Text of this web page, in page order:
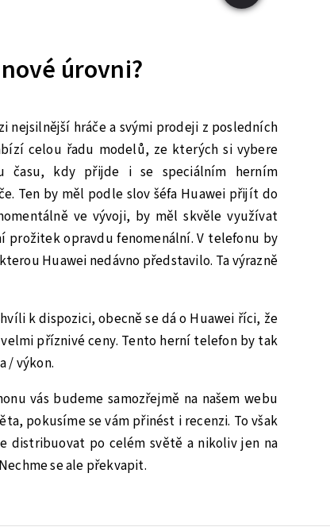
úrovni?
nejsilnější hráče a svými prodeji z posledních
celou řadu modelů, ze kterých si vybere
času, kdy přijde i se speciálním herním
Ten by měl podle slov šéfa Huawei přijít do
ve vývoji, by měl skvěle využívat
opravdu fenomenální. V telefonu by
Huawei nedávno představilo. Ta výrazně
k dispozici, obecně se dá o Huawei říci, že
příznivé ceny. Tento herní telefon by tak
/ výkon.
vás budeme samozřejmě na našem webu
pokusíme se vám přinést i recenzi. To však
distribuovat po celém světě a nikoliv jen na
se ale překvapit.